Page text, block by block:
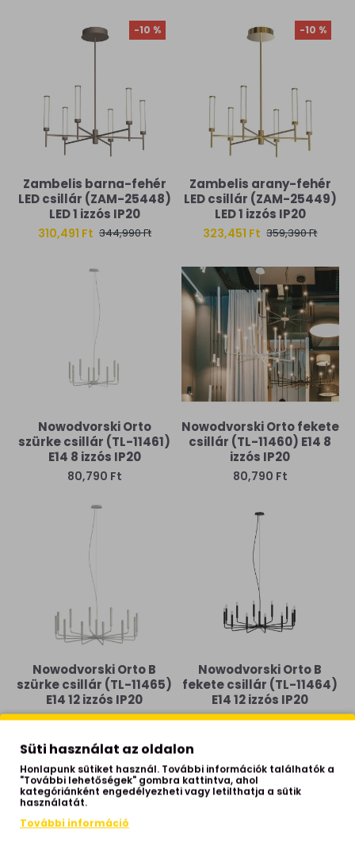
-10 %
Zambelis barna-fehér
LED csillár (ZAM-25448)
LED 1 izzós IP20
310,491 Ft 344,990 Ft
-10 %
Zambelis arany-fehér
LED csillár (ZAM-25449)
LED 1 izzós IP20
323,451 Ft 359,390 Ft
Nowodvorski Orto
szürke csillár (TL-11461)
E14 8 izzós IP20
80,790 Ft
Nowodvorski Orto fekete
csillár (TL-11460) E14 8
izzós IP20
80,790 Ft
Nowodvorski Orto B
szürke csillár (TL-11465)
E14 12 izzós IP20
103,590 Ft
Nowodvorski Orto B
fekete csillár (TL-11464)
E14 12 izzós IP20
103,590 Ft
Süti használat az oldalon
Honlapunk sütiket használ. További információk találhatók a
"További lehetőségek" gombra kattintva, ahol
kategóriánként engedélyezheti vagy letilthatja a sütik
használatát.
További információ